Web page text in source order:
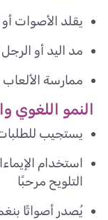
يقلد الأصوات
مد اليد أو الرجل
ممارسة
النمو اللغوي
يستجيب
استخدام
التلويح مرحبًا
يُصدر أصواتًا